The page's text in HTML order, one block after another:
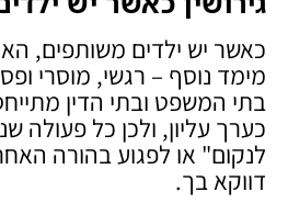
כאשר יש ילדים משותפים,
מימד נוסף – רגשי, מוסרי
בתי המשפט ובתי הדין
כערך עליון, ולכן כל פעולה
לנקום" או לפגוע בהורה
דווקא בך.